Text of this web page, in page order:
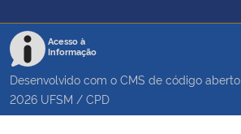
Acesso à
Informação
Desenvolvido com o CMS de código aberto
2026 UFSM / CPD